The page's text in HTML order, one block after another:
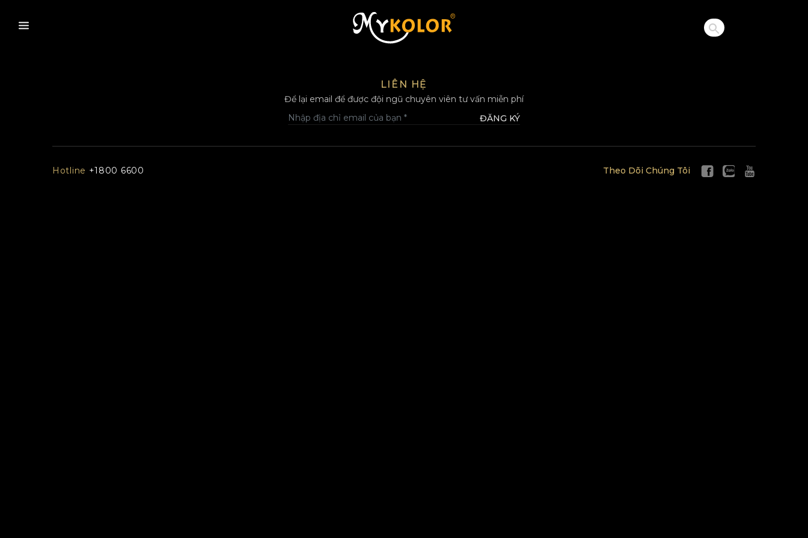
MYKOLOR
LIÊN HỆ
Để lại email để được đội ngũ chuyên viên tư vấn miễn phí
ĐĂNG KÝ
Hotline +1800 6600 Theo Dõi Chúng Tôi